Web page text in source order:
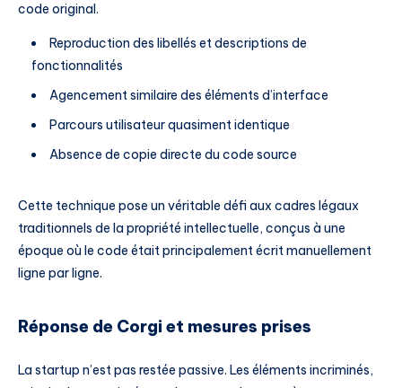
code original.
Reproduction des libellés et descriptions de
fonctionnalités
Agencement similaire des éléments d’interface
Parcours utilisateur quasiment identique
Absence de copie directe du code source
Cette technique pose un véritable défi aux cadres légaux
traditionnels de la propriété intellectuelle, conçus à une
époque où le code était principalement écrit manuellement
ligne par ligne.
Réponse de Corgi et mesures prises
La startup n’est pas restée passive. Les éléments incriminés,